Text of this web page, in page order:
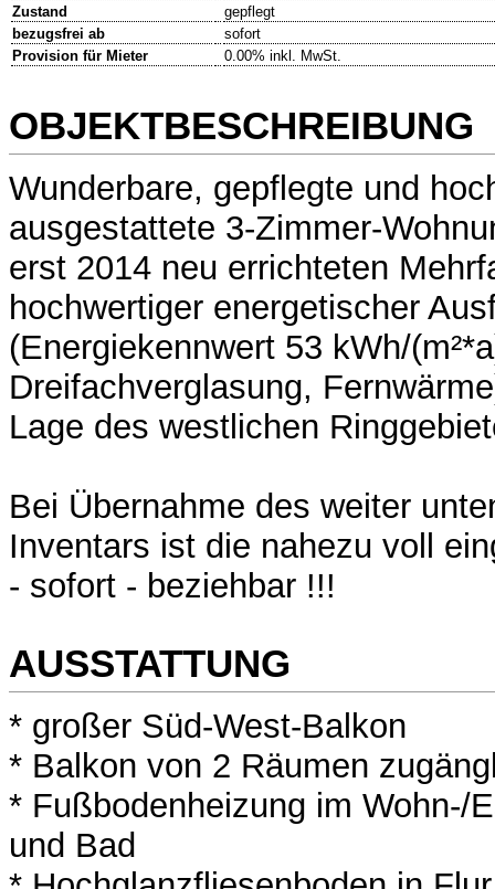
Zustand
gepflegt
bezugsfrei ab
sofort
Provision für Mieter
0.00% inkl. MwSt.
OBJEKTBESCHREIBUNG
Wunderbare, gepflegte und
ausgestattete 3-Zimmer-
erst 2014 neu errichteten
hochwertiger energetischer
(Energiekennwert 53 kWh/
Dreifachverglasung,
Lage des westlichen
Bei Übernahme des weiter
Inventars ist die nahezu voll
- sofort - beziehbar !!!
AUSSTATTUNG
* großer Süd-West-Balkon
* Balkon von 2 Räumen
* Fußbodenheizung im Wohn-/
und Bad